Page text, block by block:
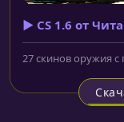
▶️ CS 1.6 от
27 скинов оружия